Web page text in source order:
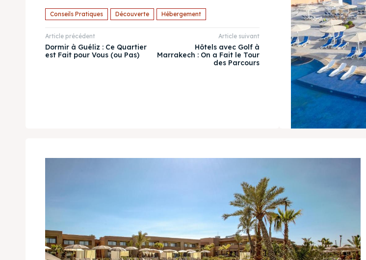
Conseils Pratiques Découverte Hébergement
Article précédent
Dormir à Guéliz : Ce Quartier
est Fait pour Vous (ou Pas)
Article suivant
Hôtels avec Golf à
Marrakech : On a Fait le Tour
des Parcours